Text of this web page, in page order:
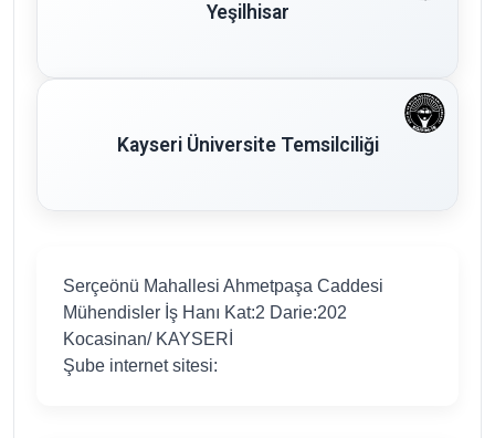
Yeşilhisar
Kayseri Üniversite Temsilciliği
Serçeönü Mahallesi Ahmetpaşa Caddesi
Mühendisler İş Hanı Kat:2 Darie:202
Kocasinan/ KAYSERİ
Şube internet sitesi: